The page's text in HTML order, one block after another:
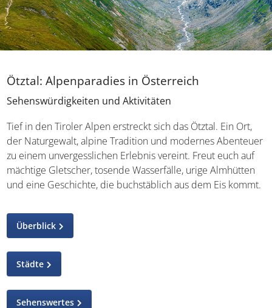
Ötztal: Alpenparadies in Österreich
Sehenswürdigkeiten und Aktivitäten
Tief in den Tiroler Alpen erstreckt sich das Ötztal. Ein Ort,
der Naturgewalt, alpine Tradition und modernes
Abenteuer zu einem unvergesslichen Erlebnis vereint.
Freut euch auf mächtige Gletscher, tosende Wasserfälle,
urige Almhütten und eine Geschichte, die buchstäblich
Überblick
Städte
🧝 Konto anlegen oder einloggen
✅ Sommer Cashback ist automatisch aktiviert